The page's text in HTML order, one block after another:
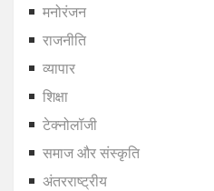
मनोरंजन
राजनीति
व्यापार
शिक्षा
टेक्नोलॉजी
समाज और संस्कृति
अंतरराष्ट्रीय